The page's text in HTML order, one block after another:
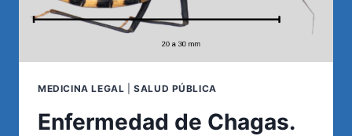
MEDICINA LEGAL |SALUD PÚBLICA
Enfermedad de Chagas.